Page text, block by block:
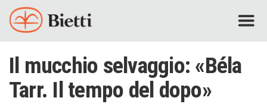
Il mucchio selvaggio: «Béla
Tarr. Il tempo del dopo»